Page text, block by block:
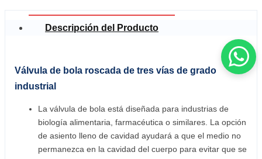
Descripción del Producto
Válvula de bola roscada de tres vías de grado
industrial
La válvula de bola está diseñada para industrias de
biología alimentaria, farmacéutica o similares. La opción
de asiento lleno de cavidad ayudará a que el medio no
permanezca en la cavidad del cuerpo para evitar que se